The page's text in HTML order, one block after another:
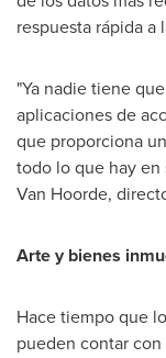
respuesta rápida a
"Ya nadie tiene
aplicaciones de
que proporciona
todo lo que hay en
Van Hoorde,
Arte y bienes
Hace tiempo que
pueden contar